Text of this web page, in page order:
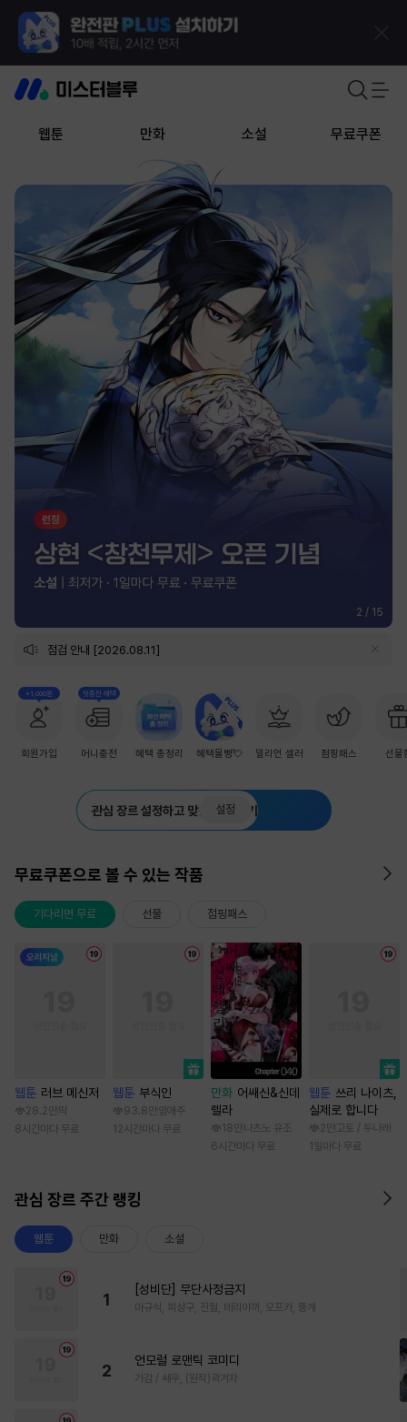
웹툰 만화 소설 무료쿠폰
2 / 15
점검 안내 [2026.08.11]
+1,000원
회원가입
첫충전 혜택
머니충전 혜택 총정리 혜택몰빵💘 밀리언 셀러 점핑패스 선물
관심 장르 설정하고 맞춤 추천 받기
설정
무료쿠폰으로 볼 수 있는 작품
기다리면 무료 선물 점핑패스
웹툰 러브 메신저
28.2만 딱
8시간마다 무료
웹툰 부식인
93.8만 임애주
12시간마다 무료
만화 어쌔신&신데
렐라
18만 나츠노 유조
6시간마다 무료
웹툰 쓰리 나이츠,
실제로 합니다
2만 고토 / 두나래
1일마다 무료
관심 장르 주간 랭킹
웹툰 만화 소설
1
[성비단] 무단사정금지
마규식, 피상구, 진월, 테리야끼, 오프카, 뚱개
2
언모럴 로맨틱 코미디
가감 / 쌔우, (원작)곽겨자